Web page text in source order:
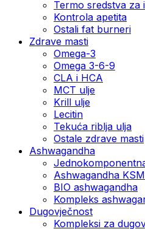
Termo sredstva za
Kontrola apetita
Ostali fat burneri
Zdrave masti
Omega-3
Omega 3-6-9
CLA i HCA
MCT ulje
Krill ulje
Lecitin
Tekuća riblja ulja
Ostale zdrave masti
Ashwagandha
Ashwagandha
BIO ashwagandha
Kompleks
Dugovječnost
Kompleksi za